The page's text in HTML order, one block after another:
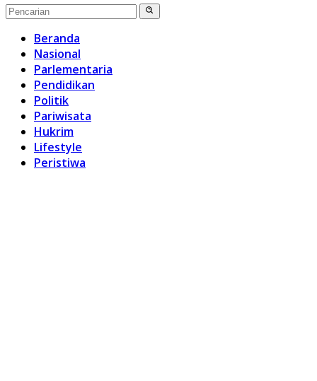
Beranda
Nasional
Parlementaria
Pendidikan
Politik
Pariwisata
Hukrim
Lifestyle
Peristiwa